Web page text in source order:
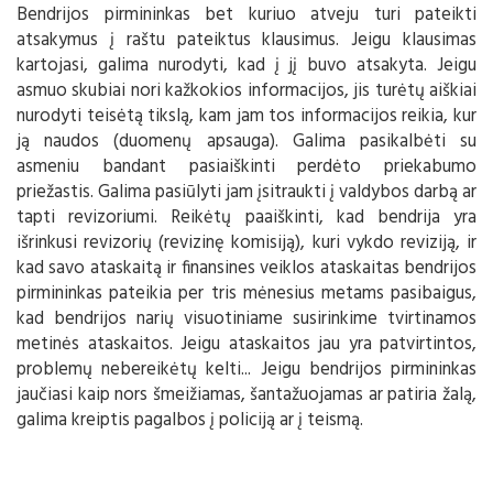
Bendrijos pirmininkas bet kuriuo atveju turi pateikti
atsakymus į raštu pateiktus klausimus. Jeigu klausimas
kartojasi, galima nurodyti, kad į jį buvo atsakyta. Jeigu
asmuo skubiai nori kažkokios informacijos, jis turėtų aiškiai
nurodyti teisėtą tikslą, kam jam tos informacijos reikia, kur
ją naudos (duomenų apsauga). Galima pasikalbėti su
asmeniu bandant pasiaiškinti perdėto priekabumo
priežastis. Galima pasiūlyti jam įsitraukti į valdybos darbą ar
tapti revizoriumi. Reikėtų paaiškinti, kad bendrija yra
išrinkusi revizorių (revizinę komisiją), kuri vykdo reviziją, ir
kad savo ataskaitą ir finansines veiklos ataskaitas bendrijos
pirmininkas pateikia per tris mėnesius metams pasibaigus,
kad bendrijos narių visuotiniame susirinkime tvirtinamos
metinės ataskaitos. Jeigu ataskaitos jau yra patvirtintos,
problemų nebereikėtų kelti... Jeigu bendrijos pirmininkas
jaučiasi kaip nors šmeižiamas, šantažuojamas ar patiria žalą,
galima kreiptis pagalbos į policiją ar į teismą.